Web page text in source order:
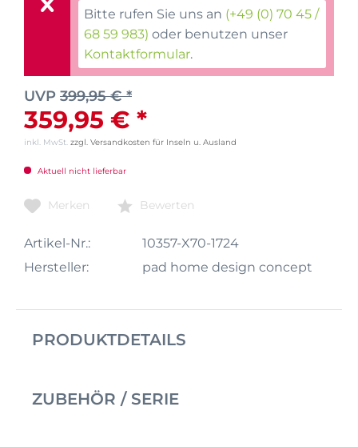
Bitte rufen Sie uns an (+49 (0) 70 45 /
68 59 983) oder benutzen unser
Kontaktformular.
UVP 399,95 € *
359,95 € *
inkl. MwSt. zzgl. Versandkosten für Inseln u. Ausland
Aktuell nicht lieferbar
Merken Bewerten
Artikel-Nr.:
10357-X70-1724
Hersteller:
pad home design concept
PRODUKTDETAILS
ZUBEHÖR / SERIE